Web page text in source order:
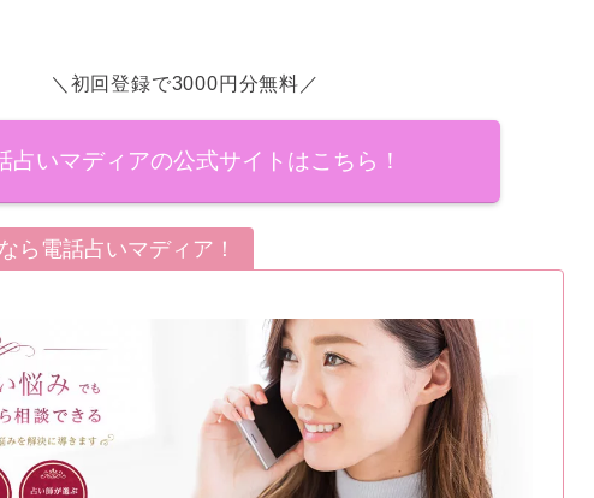
＼初回登録で3000円分無料／
占いマディアの公式サイトはこちら！
ら電話占いマディア！